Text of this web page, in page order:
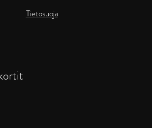
Tietosuoja